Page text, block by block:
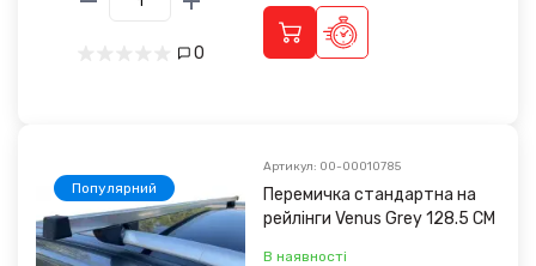
0
Популярний
Артикул: 00-00010785
Перемичка стандартна на
рейлінги Venus Grey 128.5 CM
В наявності